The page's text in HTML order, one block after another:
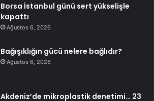
Borsa İstanbul günü sert yükselişle
kapattı
Ağustos 6, 2026
Bağışıklığın gücü nelere bağlıdır?
Ağustos 6, 2026
Akdeniz’de mikroplastik denetimi… 23